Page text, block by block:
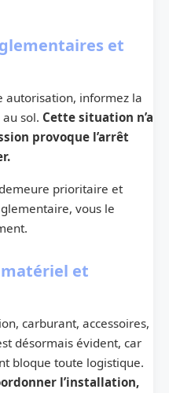
et
autorisation, informez la
au sol. Cette situation n’a
provoque l’arrêt
prioritaire et
vous le
et
carburant, accessoires,
désormais évident, car
bloque toute logistique.
l’installation,